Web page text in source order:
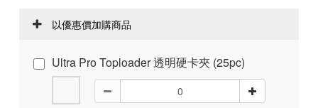
以優惠價加購商品
Ultra Pro Toploader 透明硬卡夾 (25pc)